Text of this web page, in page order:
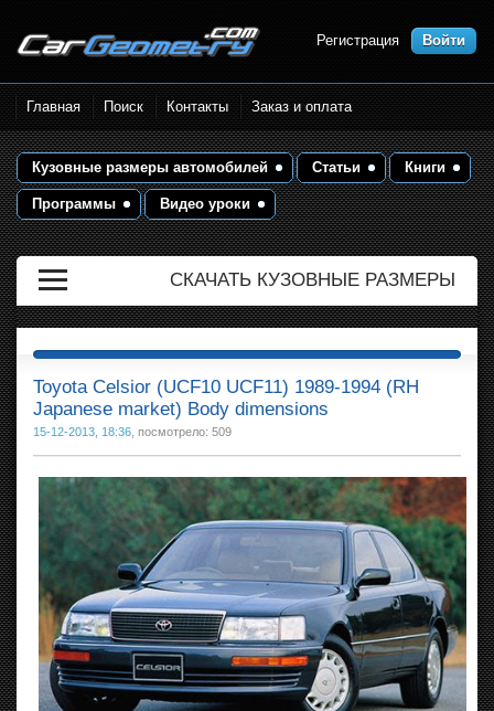
Размеры кузова автомобилей.
Контрольные точки и кузовные
размеры. Геометрия кузова
Регистрация Войти
Главная Поиск Контакты Заказ и оплата
Кузовные размеры автомобилей Статьи Книги
Программы Видео уроки
СКАЧАТЬ КУЗОВНЫЕ РАЗМЕРЫ
Toyota Celsior (UCF10 UCF11) 1989-1994 (RH
Japanese market) Body dimensions
15-12-2013, 18:36 , посмотрело: 509